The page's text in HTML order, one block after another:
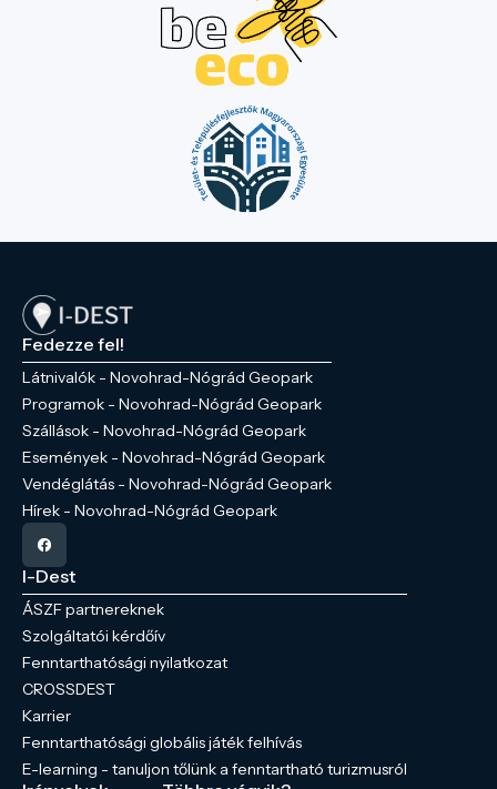
Fedezze fel!
Látnivalók - Novohrad-Nógrád Geopark
Programok - Novohrad-Nógrád Geopark
Szállások - Novohrad-Nógrád Geopark
Események - Novohrad-Nógrád Geopark
Vendéglátás - Novohrad-Nógrád Geopark
Hírek - Novohrad-Nógrád Geopark
I-Dest
ÁSZF partnereknek
Szolgáltatói kérdőív
Fenntarthatósági nyilatkozat
CROSSDEST
Karrier
Fenntarthatósági globális játék felhívás
E-learning - tanuljon tőlünk a fenntartható turizmusról